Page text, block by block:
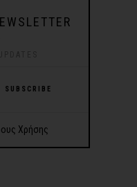
SUBSCRIBE
Χρήσης